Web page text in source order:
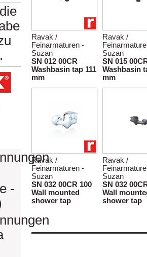
-
Ravak /
Feinarmaturen -
Suzan
SN 012 00CR
Washbasin tap 111
mm
Ravak /
Suzan
SN 015
Washbasin
mm
Ravak /
Feinarmaturen -
Suzan
SN 032 00CR 100
Wall mounted
shower tap
Ravak /
Suzan
SN 032
Wall
shower tap